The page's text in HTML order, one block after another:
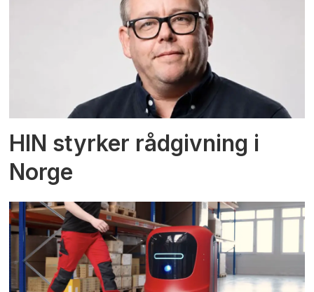
HIN styrker rådgivning i
Norge